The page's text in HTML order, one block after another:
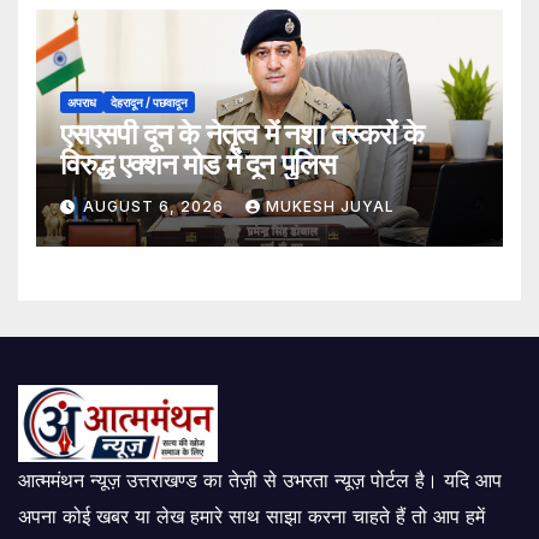
अपराध देहरादून / पछवादून
एसएसपी दून के नेतृत्व में नशा तस्करों के
विरुद्ध एक्शन मोड में दून पुलिस
AUGUST 6, 2026 MUKESH JUYAL
आत्ममंथन न्यूज़ उत्तराखण्ड का तेज़ी से उभरता न्यूज़ पोर्टल है। यदि आप
अपना कोई खबर या लेख हमारे साथ साझा करना चाहते हैं तो आप हमें